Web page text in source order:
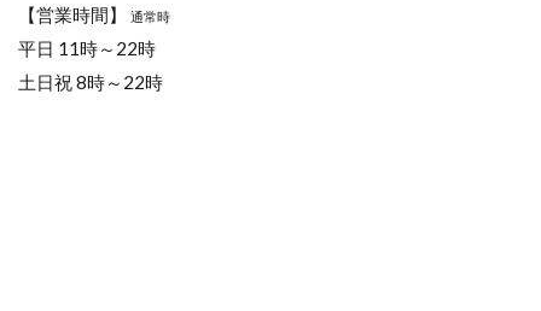
【営業時間】
通常時
平日 11時～22時
土日祝 8時～22時